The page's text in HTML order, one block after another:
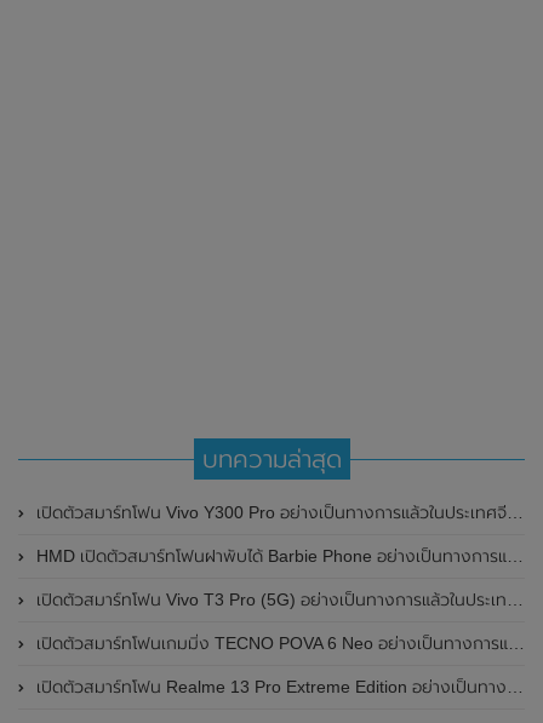
บทความล่าสุด
เปิดตัวสมาร์ทโฟน Vivo Y300 Pro อย่างเป็นทางการแล้วในประเทศจีน มาพร้อมดีไซน์พรีเมี่ยม ทนทาน และแบตเตอรี่สุดอึดขนาดใหญ่ 6,500mAh พร้อมรองรับการชาร์จไว 80W
HMD เปิดตัวสมาร์ทโฟนฝาพับได้ Barbie Phone อย่างเป็นทางการแล้ว มาพร้อมธีมสีชมพูสดใส
เปิดตัวสมาร์ทโฟน Vivo T3 Pro (5G) อย่างเป็นทางการแล้วในประเทศอินเดีย
เปิดตัวสมาร์ทโฟนเกมมิ่ง TECNO POVA 6 Neo อย่างเป็นทางการแล้วในประเทศไทย ในราคา 8,499 บาท
เปิดตัวสมาร์ทโฟน Realme 13 Pro Extreme Edition อย่างเป็นทางการแล้วในประเทศจีน